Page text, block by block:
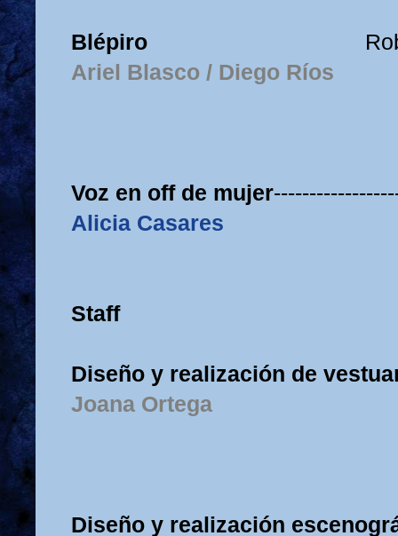
Blépiro
Ariel Blasco / Diego Ríos
Voz en off de mujer
Alicia Casares
Staff
Diseño y realización de
Joana Ortega
Diseño y realización